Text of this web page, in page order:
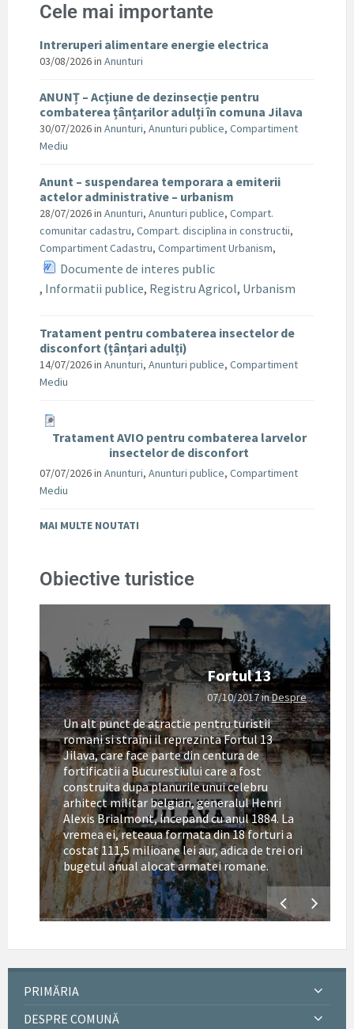
Cele mai importante
Intreruperi alimentare energie electrica
03/08/2026in Anunturi
ANUNȚ – Acțiune de dezinsecție pentru
combaterea țânțarilor adulți în comuna Jilava
30/07/2026in Anunturi, Anunturi publice, Compartiment
Mediu
Anunt – suspendarea temporara a emiterii
actelor administrative – urbanism
28/07/2026in Anunturi, Anunturi publice, Compart.
comunitar cadastru, Compart. disciplina in constructii,
Compartiment Cadastru, Compartiment Urbanism,
Documente de interes public
, Informatii publice, Registru Agricol, Urbanism
Tratament pentru combaterea insectelor de
disconfort (țânțari adulți)
14/07/2026in Anunturi, Anunturi publice, Compartiment
Mediu
Tratament AVIO pentru combaterea larvelor
insectelor de disconfort
07/07/2026in Anunturi, Anunturi publice, Compartiment
Mediu
MAI MULTE NOUTATI
Obiective turistice
Fortul 13
07/10/2017inDespre
Un alt punct de atractie pentru turistii
romani si straini il reprezinta Fortul 13
Jilava, care face parte din centura de
fortificatii a Bucurestiului care a fost
construita dupa planurile unui celebru
arhitect militar belgian, generalul Henri
Alexis Brialmont, incepand cu anul 1884. La
vremea ei, reteaua formata din 18 forturi a
costat 111,5 milioane lei aur, adica de trei ori
bugetul anual alocat armatei romane.
PRIMĂRIA
DESPRE COMUNĂ